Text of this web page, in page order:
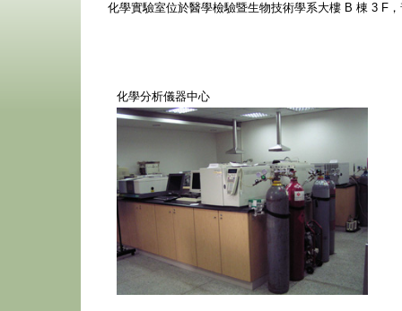
化學實驗室位於醫學檢驗暨生物技術學系大樓 B 棟 3 F
化學分析儀器中心